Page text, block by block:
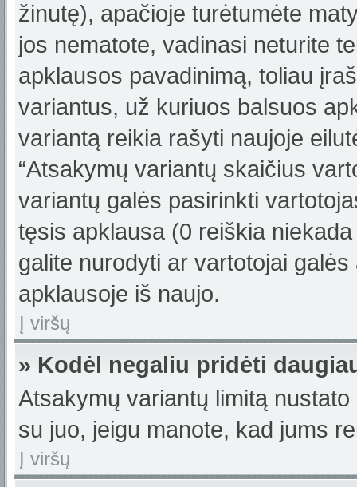
žinutę), apačioje turėtumėte
jos nematote, vadinasi neturite
apklausos pavadinimą, toliau
variantus, už kuriuos balsuos
variantą reikia rašyti naujoje
“Atsakymų variantų skaičius
variantų galės pasirinkti
tęsis apklausa (0 reiškia
galite nurodyti ar vartotojai
apklausoje iš naujo.
Į viršų
» Kodėl negaliu pridėti
Atsakymų variantų limitą
su juo, jeigu manote, kad jums
Į viršų